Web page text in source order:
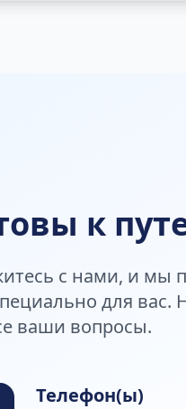
к
с нами, и мы
для вас.
ваши вопросы.
Телефон(ы)